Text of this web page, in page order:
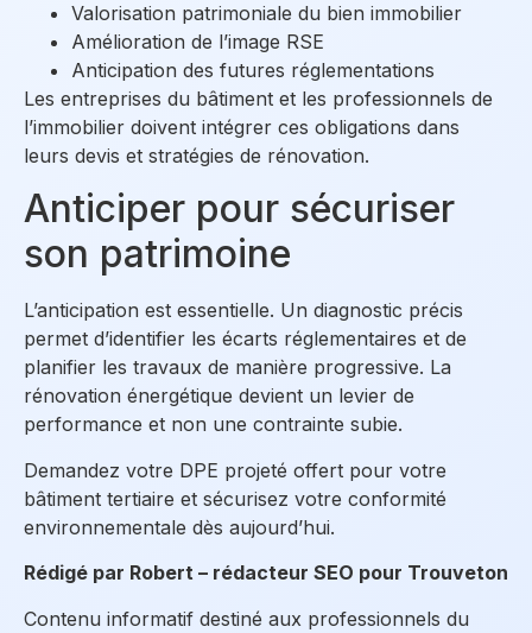
Valorisation patrimoniale du bien immobilier
Amélioration de l’image RSE
Anticipation des futures réglementations
Les entreprises du bâtiment et les professionnels de
l’immobilier doivent intégrer ces obligations dans
leurs devis et stratégies de rénovation.
Anticiper pour sécuriser
son patrimoine
L’anticipation est essentielle. Un diagnostic précis
permet d’identifier les écarts réglementaires et de
planifier les travaux de manière progressive. La
rénovation énergétique devient un levier de
performance et non une contrainte subie.
Demandez votre DPE projeté offert pour votre
bâtiment tertiaire et sécurisez votre conformité
environnementale dès aujourd’hui.
Rédigé par Robert – rédacteur SEO pour Trouveton
Contenu informatif destiné aux professionnels du